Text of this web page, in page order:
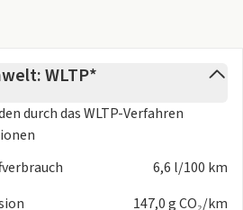
WLTP*
durch dasWLTP-Verfahren
6,6 l/100 km
147,0 g CO₂/km